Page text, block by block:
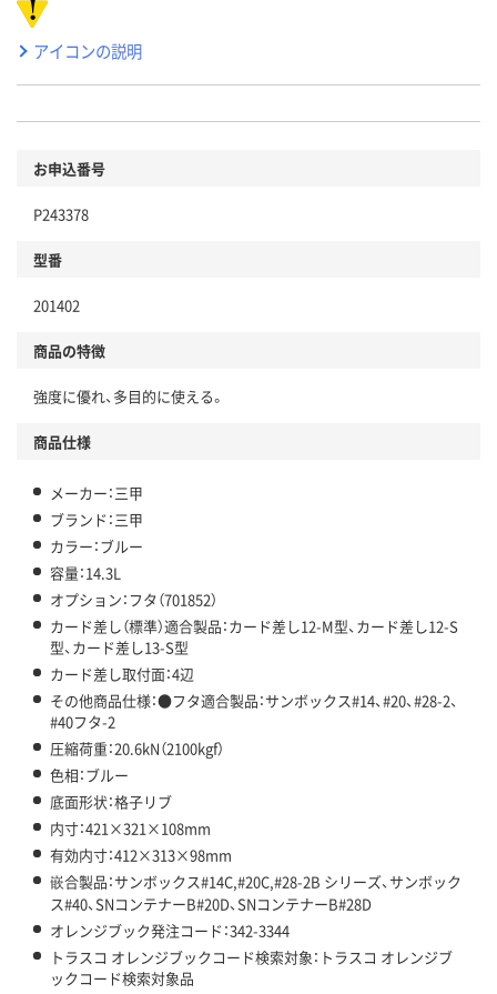
アイコンの説明
お申込番号
P243378
型番
201402
商品の特徴
強度に優れ、多目的に使える。
商品仕様
メーカー：三甲
ブランド：三甲
カラー：ブルー
容量：14.3L
オプション：フタ（701852）
カード差し（標準）適合製品：カード差し12-M型、カード差し12-S
型、カード差し13-S型
カード差し取付面：4辺
その他商品仕様：●フタ適合製品：サンボックス#14、#20、#28-2、
#40フタ-2
圧縮荷重：20.6kN（2100kgf）
色相：ブルー
底面形状：格子リブ
内寸：421×321×108mm
有効内寸：412×313×98mm
嵌合製品：サンボックス#14C,#20C,#28-2B シリーズ、サンボック
ス#40、SNコンテナーB#20D、SNコンテナーB#28D
オレンジブック発注コード：342-3344
トラスコ オレンジブックコード検索対象：トラスコ オレンジブ
ックコード検索対象品